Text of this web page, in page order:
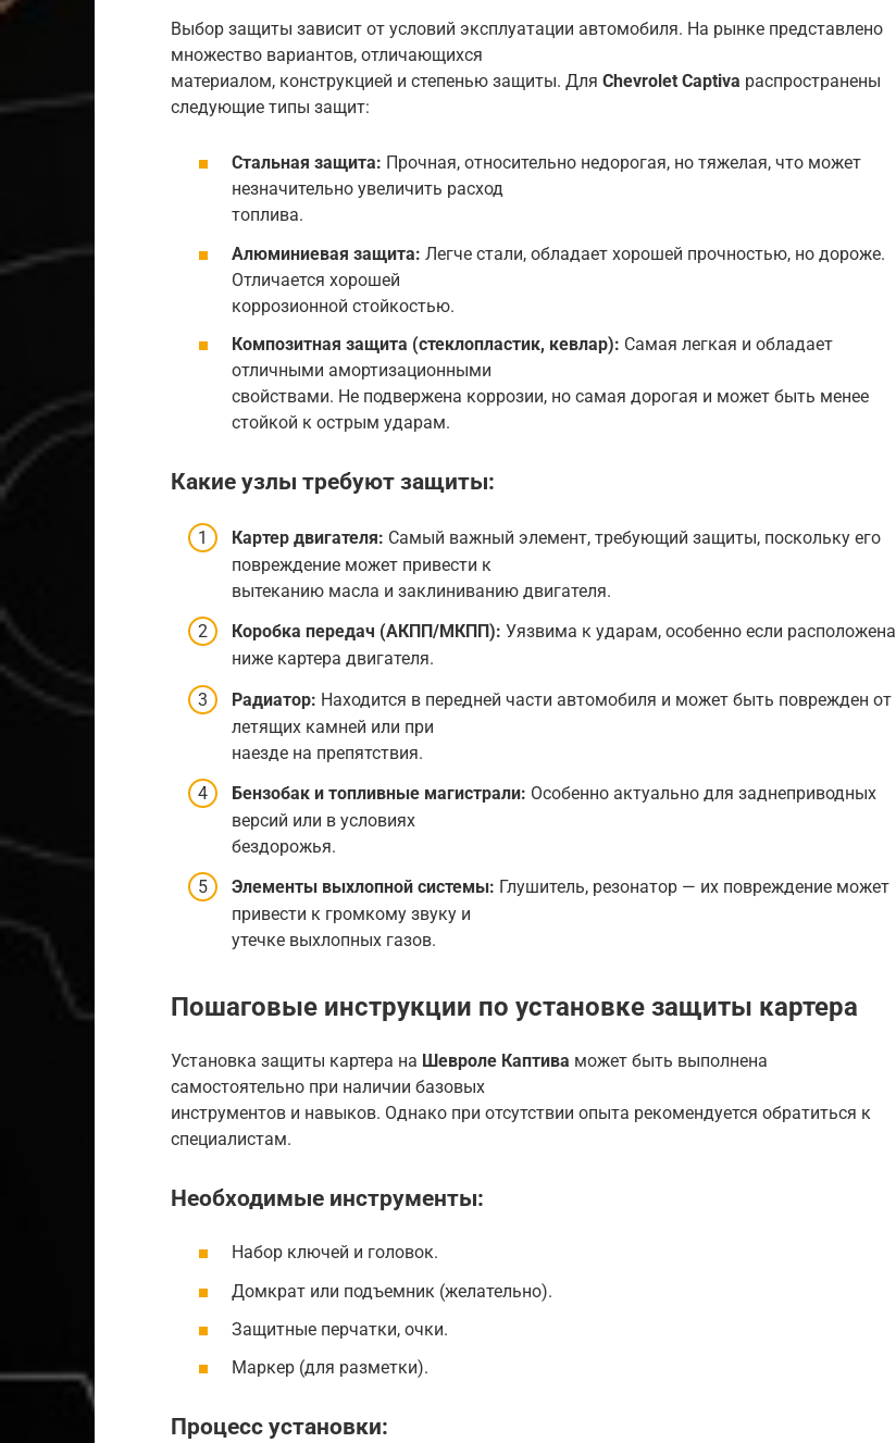
Выбор защиты зависит от условий эксплуатации автомобиля. На рынке представлено
множество вариантов, отличающихся
материалом, конструкцией и степенью защиты. Для Chevrolet Captiva распространены
следующие типы защит:
Стальная защита: Прочная, относительно недорогая, но тяжелая, что может
незначительно увеличить расход
топлива.
Алюминиевая защита: Легче стали, обладает хорошей прочностью, но дороже.
Отличается хорошей
коррозионной стойкостью.
Композитная защита (стеклопластик, кевлар): Самая легкая и обладает
отличными амортизационными
свойствами. Не подвержена коррозии, но самая дорогая и может быть менее
стойкой к острым ударам.
Какие узлы требуют защиты:
Картер двигателя: Самый важный элемент, требующий защиты, поскольку его
повреждение может привести к
вытеканию масла и заклиниванию двигателя.
Коробка передач (АКПП/МКПП): Уязвима к ударам, особенно если расположена
ниже картера двигателя.
Радиатор: Находится в передней части автомобиля и может быть поврежден от
летящих камней или при
наезде на препятствия.
Бензобак и топливные магистрали: Особенно актуально для заднеприводных
версий или в условиях
бездорожья.
Элементы выхлопной системы: Глушитель, резонатор — их повреждение может
привести к громкому звуку и
утечке выхлопных газов.
Пошаговые инструкции по установке защиты картера
Установка защиты картера на Шевроле Каптива может быть выполнена
самостоятельно при наличии базовых
инструментов и навыков. Однако при отсутствии опыта рекомендуется обратиться к
специалистам.
Необходимые инструменты:
Набор ключей и головок.
Домкрат или подъемник (желательно).
Защитные перчатки, очки.
Маркер (для разметки).
Процесс установки: